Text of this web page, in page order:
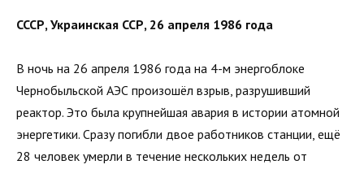
СССР, Украинская ССР, 26 апреля 1986 года
В ночь на 26 апреля 1986 года на 4-м энергоблоке
Чернобыльской АЭС произошёл взрыв, разрушивший
реактор. Это была крупнейшая авария в истории атомной
энергетики. Сразу погибли двое работников станции, ещё
28 человек умерли в течение нескольких недель от